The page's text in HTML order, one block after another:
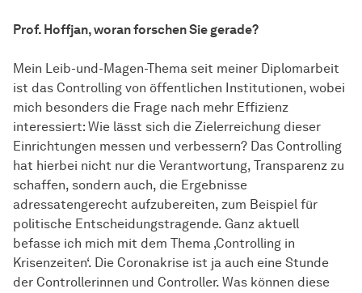
Prof. Hoffjan, woran forschen Sie gerade?
Mein Leib-und-Magen-Thema seit meiner Diplomarbeit
ist das Controlling von öffentlichen Institutionen, wobei
mich besonders die Frage nach mehr Effizienz
interessiert: Wie lässt sich die Zielerreichung dieser
Einrichtungen messen und verbessern? Das Controlling
hat hierbei nicht nur die Verantwortung, Transparenz zu
schaffen, sondern auch, die Ergebnisse
adressatengerecht aufzubereiten, zum Beispiel für
politische Entscheidungstragende. Ganz aktuell
befasse ich mich mit dem Thema ‚Controlling in
Krisenzeiten‘. Die Coronakrise ist ja auch eine Stunde
der Controllerinnen und Controller. Was können diese